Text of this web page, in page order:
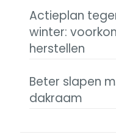
Actieplan
winter:
herstellen
Beter slapen
dakraam